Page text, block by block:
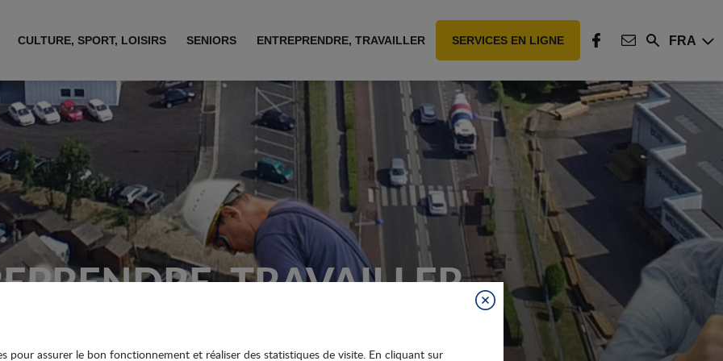
Fermer
pour assurer le bon fonctionnement et réaliser des statistiques de visite. En cliquant sur
CULTURE, SPORT, LOISIRS SENIORS ENTREPRENDRE, TRAVAILLER SERVICES EN LIGNE
FACEBOOK
CONTACT
Rechercher
FRA
TRAVAILLER